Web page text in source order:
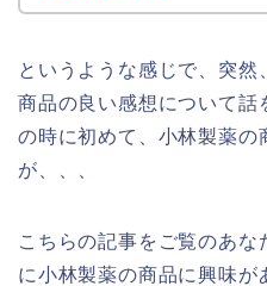
というような感じで、突
商品の良い感想について話
の時に初めて、小林製薬の
が、、、
こちらの記事をご覧のあな
に小林製薬の商品に興味が